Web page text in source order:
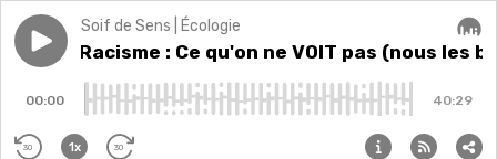
Play episodeRediff | Racisme : Ce qu'on ne VOIT pas (nous les
Soif de Sens | Écologie
Rediff | Racisme : Ce qu'on ne VOIT pas (nous les
00:00 40:29
30 1x 30